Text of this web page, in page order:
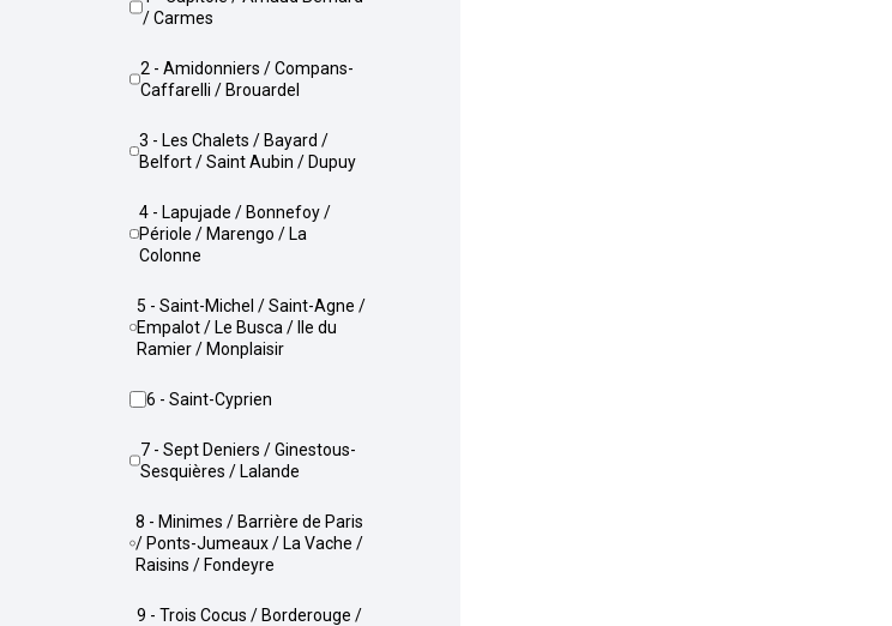
/ Carmes
2 - Amidonniers / Compans-
Caffarelli / Brouardel
3 - Les Chalets / Bayard /
Belfort / Saint Aubin / Dupuy
4 - Lapujade / Bonnefoy /
Périole / Marengo / La
Colonne
5 - Saint-Michel / Saint-Agne /
Empalot / Le Busca / Ile du
Ramier / Monplaisir
6 - Saint-Cyprien
7 - Sept Deniers / Ginestous-
Sesquières / Lalande
8 - Minimes / Barrière de Paris
/ Ponts-Jumeaux / La Vache /
Raisins / Fondeyre
9 - Trois Cocus / Borderouge /